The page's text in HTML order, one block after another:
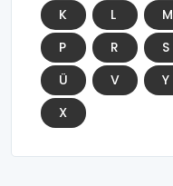
K
L M
P
R S
Ü
V Y
X